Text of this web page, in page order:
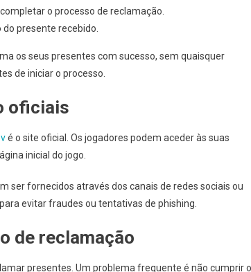
completar o processo de reclamação.
presente recebido.
os seus presentes com sucesso, sem quaisquer
de iniciar o processo.
oficiais
é o site oficial. Os jogadores podem aceder às suas
inicial do jogo.
ser fornecidos através dos canais de redes sociais ou
evitar fraudes ou tentativas de phishing.
de reclamação
presentes. Um problema frequente é não cumprir